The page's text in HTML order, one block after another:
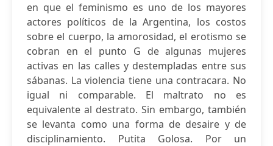
en que el feminismo es uno de los mayores
actores políticos de la Argentina, los costos
sobre el cuerpo, la amorosidad, el erotismo se
cobran en el punto G de algunas mujeres
activas en las calles y destempladas entre sus
sábanas. La violencia tiene una contracara. No
igual ni comparable. El maltrato no es
equivalente al destrato. Sin embargo, también
se levanta como una forma de desaire y de
disciplinamiento. Putita Golosa. Por un